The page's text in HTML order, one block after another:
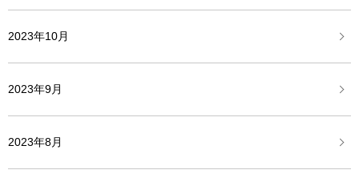
2023年10月
2023年9月
2023年8月